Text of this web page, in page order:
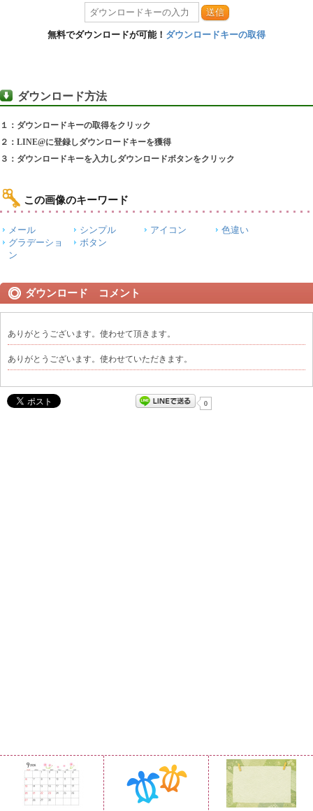
送信
無料でダウンロードが可能！ ダウンロードキーの取得
ダウンロード方法
１：ダウンロードキーの取得をクリック
２：LINE@に登録しダウンロードキーを獲得
３：ダウンロードキーを入力しダウンロードボタンをクリック
この画像のキーワード
メール シンプル アイコン
色違い
グラデーショ
ン
ボタン
ダウンロード コメント
ありがとうございます。使わせて頂きます。
ありがとうございます。使わせていただきます。
0